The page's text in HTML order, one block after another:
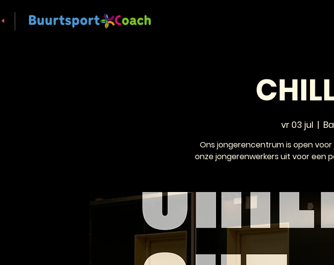
vr 03 jul
  |
Ons jongerencentrum is open
onze jongerenwerkers uit voor een